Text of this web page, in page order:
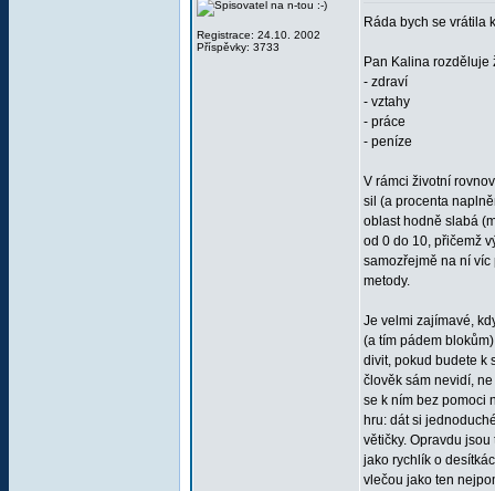
Registrace: 24.10. 2002
Příspěvky: 3733
Ráda bych se vrátila
Pan Kalina rozděluje
- zdraví
- vztahy
- práce
- peníze
V rámci životní
sil (a procenta
oblast hodně slabá
od 0 do 10, přičemž
samozřejmě na ní víc
metody.
Je velmi zajímavé,
(a tím pádem
divit, pokud budete k
člověk sám nevidí,
se k ním bez pomoci
hru: dát si
větičky. Opravdu
jako rychlík o
vlečou jako ten